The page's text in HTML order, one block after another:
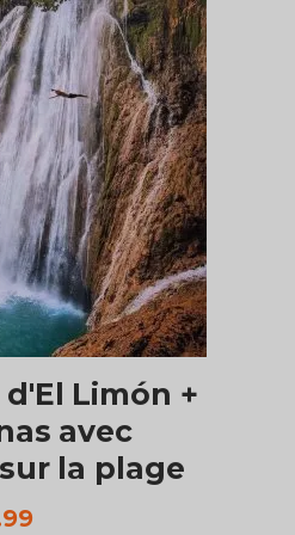
$87.99.
AU PANIER
d'El Limón +
avec
la plage
Le